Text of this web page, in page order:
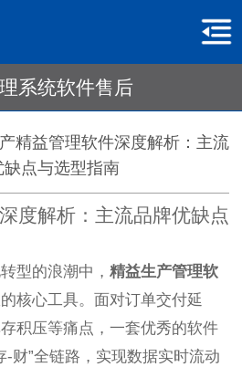
系统软件售后
精益管理软件深度解析：主流
缺点与选型指南
深度解析：主流品牌优缺点
型的浪潮中， 精益生产管理软
核心工具。面对订单交付延
积压等痛点，一套优秀的软件
-财”全链路，实现数据实时流动